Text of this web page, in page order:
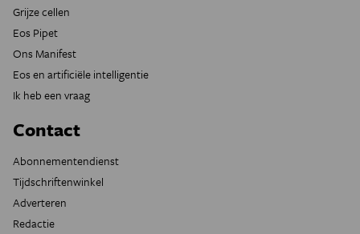
Grijze cellen
Eos Pipet
Ons Manifest
Eos en artificiële intelligentie
Ik heb een vraag
Contact
Abonnementendienst
Tijdschriftenwinkel
Adverteren
Redactie